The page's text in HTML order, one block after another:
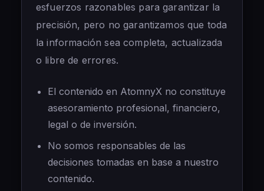
esfuerzos razonables para garantizar la
precisión, pero no garantizamos que toda
la información sea completa, actualizada
o libre de errores.
El contenido en AtomnyX no constituye
asesoramiento profesional, financiero,
legal o de inversión.
No somos responsables de las
decisiones tomadas en base a nuestro
contenido.